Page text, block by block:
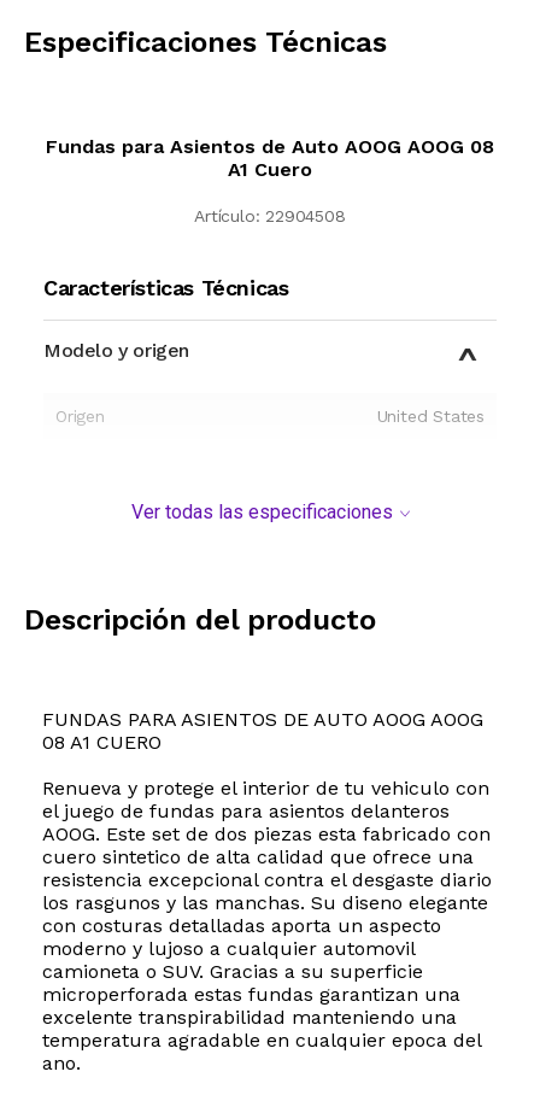
Especificaciones Técnicas
Fundas para Asientos de Auto AOOG AOOG 08
A1 Cuero
Artículo: 22904508
Características Técnicas
Modelo y origen
Origen United States
Ver todas las especificaciones
Descripción del producto
FUNDAS PARA ASIENTOS DE AUTO AOOG AOOG
08 A1 CUERO
Renueva y protege el interior de tu vehiculo con
el juego de fundas para asientos delanteros
AOOG. Este set de dos piezas esta fabricado con
cuero sintetico de alta calidad que ofrece una
resistencia excepcional contra el desgaste diario
los rasgunos y las manchas. Su diseno elegante
con costuras detalladas aporta un aspecto
moderno y lujoso a cualquier automovil
camioneta o SUV. Gracias a su superficie
microperforada estas fundas garantizan una
excelente transpirabilidad manteniendo una
temperatura agradable en cualquier epoca del
ano.